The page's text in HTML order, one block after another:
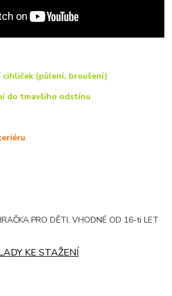
cihliček (půlení, broušení)
do tmavšího odstínu
PRO DĚTI, VHODNÉ OD 16-ti LET
KE STAŽENÍ